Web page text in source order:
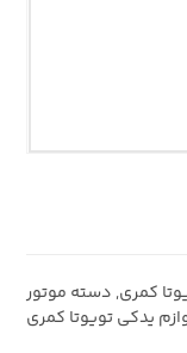
کمری, دسته موتور
یدکی تویوتا کمری